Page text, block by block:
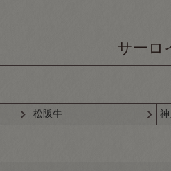
サーロ
松阪牛